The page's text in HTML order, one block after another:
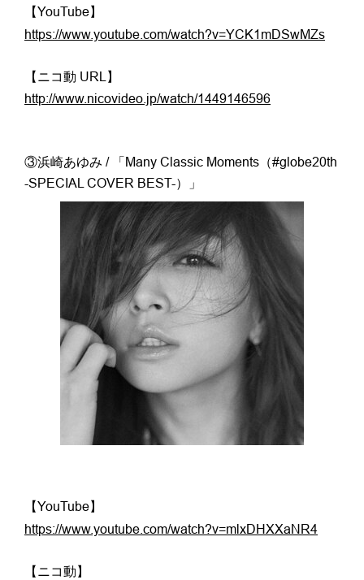
【YouTube】
https://www.youtube.com/watch?v=YCK1mDSwMZs
【ニコ動 URL】
http://www.nicovideo.jp/watch/1449146596
③浜崎あゆみ / 「Many Classic Moments（#globe20th
-SPECIAL COVER BEST-）」
【YouTube】
https://www.youtube.com/watch?v=mlxDHXXaNR4
【ニコ動】